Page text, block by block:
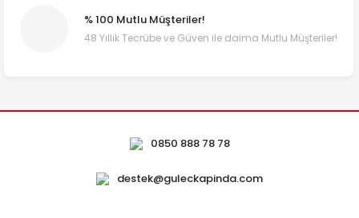
% 100 Mutlu Müşteriler!
48 Yıllık Tecrübe ve Güven ile daima Mutlu Müşteriler!
0850 888 78 78
destek@guleckapinda.com